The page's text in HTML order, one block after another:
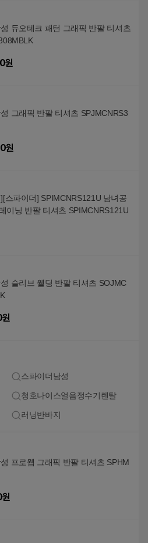
듀오테크 패턴 그래픽 반팔 티셔츠
원
그래픽 반팔 티셔츠 SPJMCNRS3
원
스파이더] SPIMCNRS121U 남녀공
이닝 반팔 티셔츠 SPIMCNRS121U
슬리브 웰딩 반팔 티셔츠 SOJMC
원
스파이더남성
청호나이스얼음정수기렌탈
러닝반바지
프로웹 그래픽 반팔 티셔츠 SPHM
원